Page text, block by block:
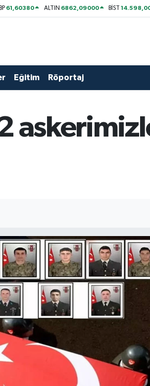
61,60380 ALTIN 6862,09000 BİST
Eğitim Röportaj